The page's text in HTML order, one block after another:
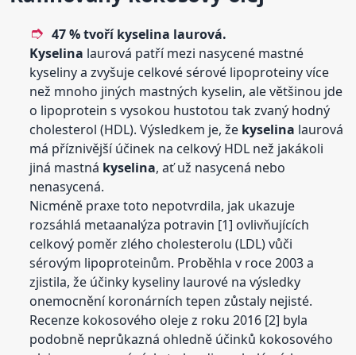
47 % tvoříkyselina laurová.
Kyselina laurová patří mezi nasycené mastné
kyseliny a zvyšuje celkové sérové ​​lipoproteiny více
než mnoho jiných mastných kyselin, ale většinou jde
o lipoprotein s vysokou hustotou tak zvaný hodný
cholesterol (HDL). Výsledkem je, že kyselina laurová
má příznivější účinek na celkový HDL než jakákoli
jiná mastná kyselina, ať už nasycená nebo
nenasycená.
Nicméně praxe toto nepotvrdila, jak ukazuje
rozsáhlá metaanalýza potravin [1] ovlivňujících
celkový poměr zlého cholesterolu (LDL) vůči
sérovým ​​lipoproteinům. Proběhla v roce 2003 a
zjistila, že účinky kyseliny laurové na výsledky
onemocnění koronárních tepen zůstaly nejisté.
Recenze kokosového oleje z roku 2016 [2] byla
podobně neprůkazná ohledně účinků kokosového